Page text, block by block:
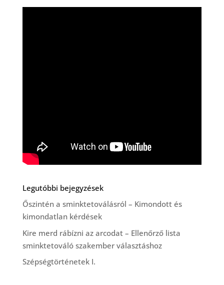
Legutóbbi bejegyzések
Őszintén a sminktetoválásról – Kimondott és
kimondatlan kérdések
Kire merd rábízni az arcodat – Ellenőrző lista
sminktetováló szakember választáshoz
Szépségtörténetek I.